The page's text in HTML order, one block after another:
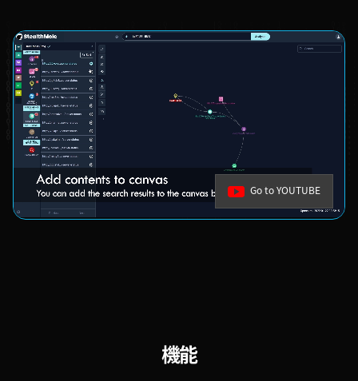
Go to YOUTUBE
機能